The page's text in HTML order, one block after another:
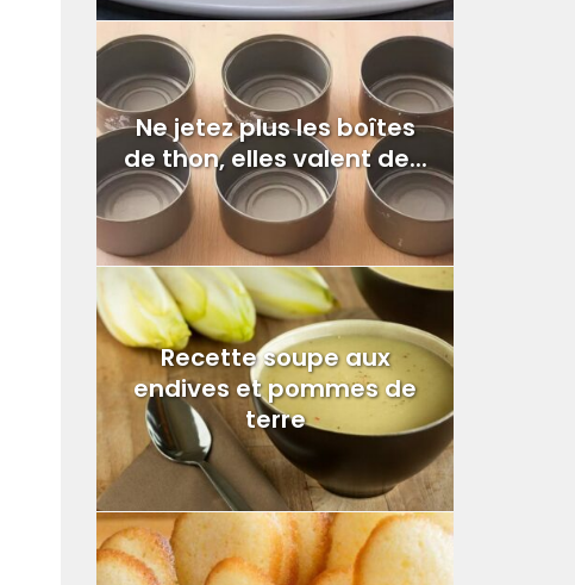
Ne jetez plus les boîtes
de thon, elles valent de...
Recette soupe aux
endives et pommes de
terre